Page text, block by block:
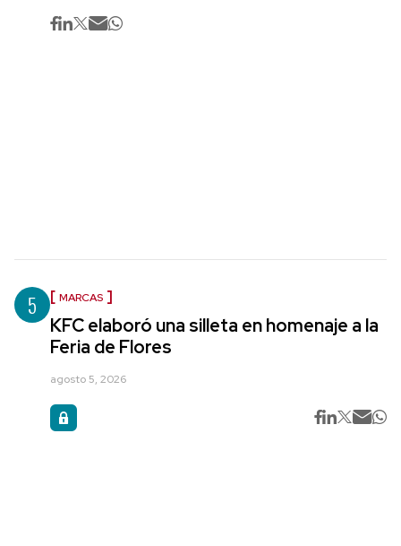
5 MARCAS
KFC elaboró una silleta en homenaje a la
Feria de Flores
agosto 5, 2026